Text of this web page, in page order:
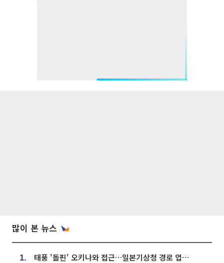
많이 본 뉴스
1. 태풍 '돌핀' 오키나와 접근…일본기상청 경로 업데이트